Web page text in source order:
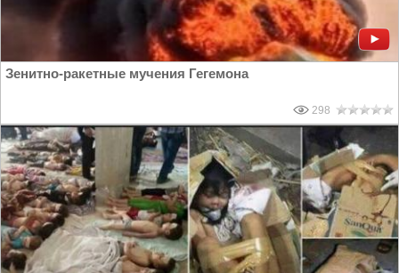
Зенитно-ракетные мучения Гегемона
298